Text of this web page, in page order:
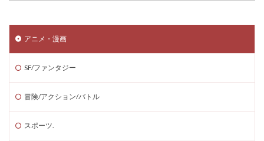
アニメ・漫画
SF/ファンタジー
冒険/アクション/バトル
スポーツ.